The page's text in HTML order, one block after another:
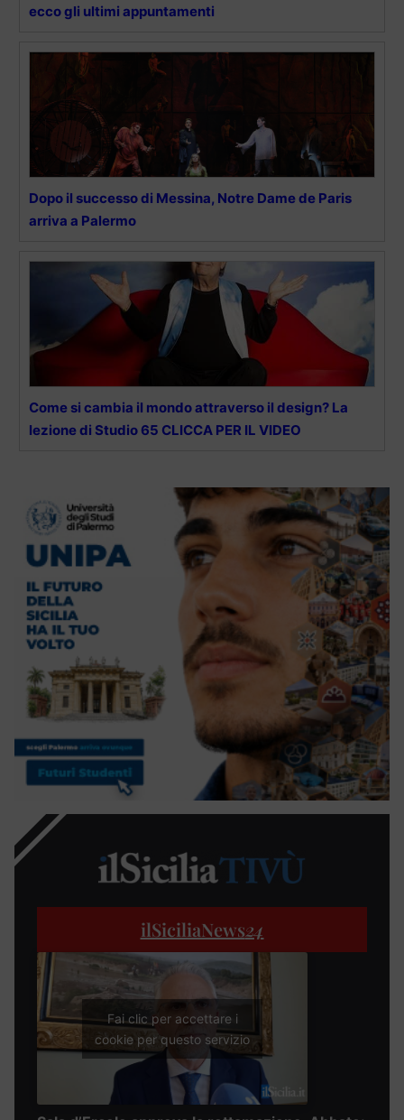
ecco gli ultimi appuntamenti
Dopo il successo di Messina, Notre Dame de Paris
arriva a Palermo
Come si cambia il mondo attraverso il design? La
lezione di Studio 65 CLICCA PER IL VIDEO
ilSiciliaNews24
Fai clic per accettare i
cookie per questo servizio